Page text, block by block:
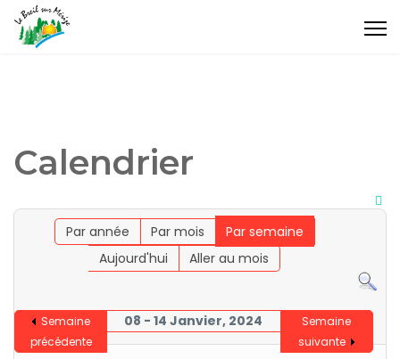
Calendrier
Par année Par mois
Par semaine
Aujourd'hui
Aller au mois
Semaine
précédente
08 - 14 Janvier, 2024
Semaine
suivante